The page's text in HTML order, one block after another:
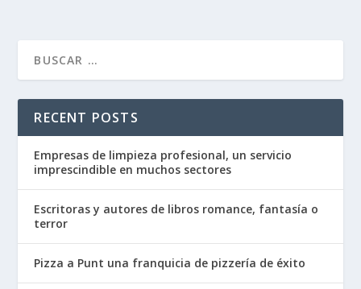
RECENT POSTS
Empresas de limpieza profesional, un servicio
imprescindible en muchos sectores
Escritoras y autores de libros romance, fantasía o
terror
Pizza a Punt una franquicia de pizzería de éxito